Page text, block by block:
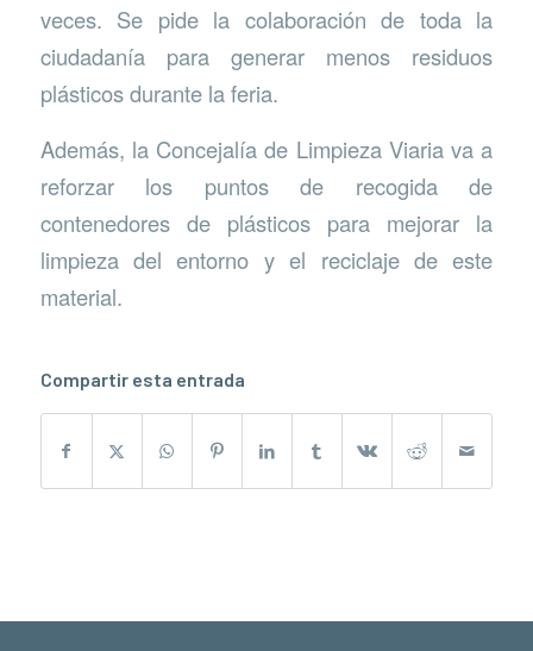
veces. Se pide la colaboración de toda la
ciudadanía para generar menos residuos
plásticos durante la feria.
Además, la Concejalía de Limpieza Viaria va a
reforzar los puntos de recogida de
contenedores de plásticos para mejorar la
limpieza del entorno y el reciclaje de este
material.
Compartir esta entrada